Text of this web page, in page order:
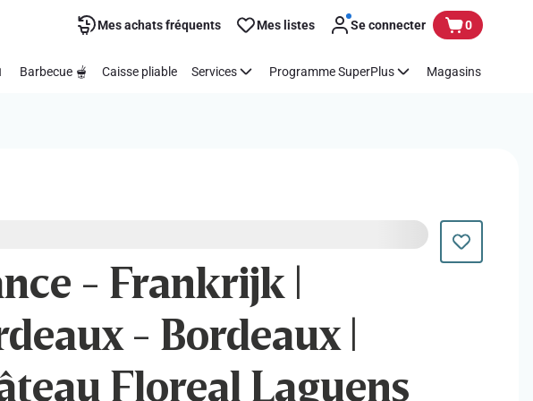
Mes achats fréquents Mes listes Se connecter 0
Barbecue 🫕 Caisse pliable Services Programme SuperPlus Magasins
- Frankrijk |
- Bordeaux |
Floreal Laguens